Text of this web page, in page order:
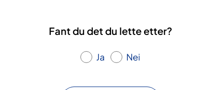
Fant du det du lette etter?
Ja Nei